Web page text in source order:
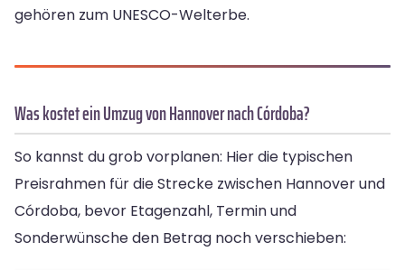
gehören zum UNESCO-Welterbe.
Was kostet ein Umzug von Hannover nach Córdoba?
So kannst du grob vorplanen: Hier die typischen
Preisrahmen für die Strecke zwischen Hannover und
Córdoba, bevor Etagenzahl, Termin und
Sonderwünsche den Betrag noch verschieben: